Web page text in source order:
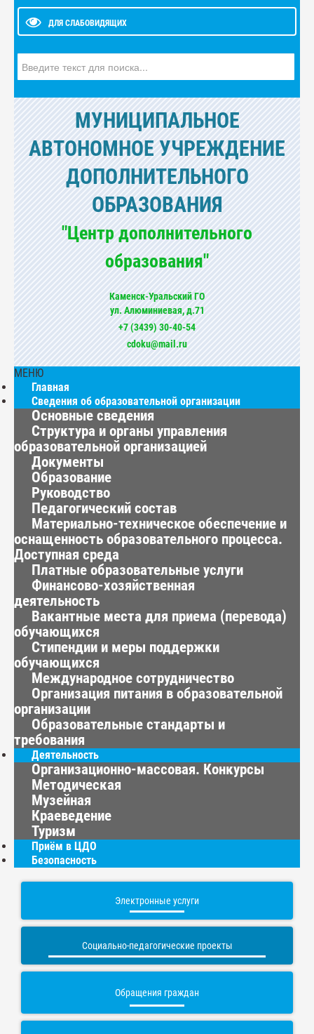
ДЛЯ СЛАБОВИДЯЩИХ
МУНИЦИПАЛЬНОЕ
АВТОНОМНОЕ УЧРЕЖДЕНИЕ
ДОПОЛНИТЕЛЬНОГО
ОБРАЗОВАНИЯ
"Центр дополнительного
образования"
Каменск-Уральский ГО
ул. Алюминиевая, д.71
+7 (3439) 30-40-54
cdoku@mail.ru
МЕНЮ
Главная
Сведения об образовательной организации
Основные сведения
Структура и органы управления
образовательной организацией
Документы
Образование
Руководство
Педагогический состав
Материально-техническое обеспечение и
оснащенность образовательного процесса.
Доступная среда
Платные образовательные услуги
Финансово-хозяйственная
деятельность
Вакантные места для приема (перевода)
обучающихся
Стипендии и меры поддержки
обучающихся
Международное сотрудничество
Организация питания в образовательной
организации
Образовательные стандарты и
требования
Деятельность
Организационно-массовая. Конкурсы
Методическая
Музейная
Краеведение
Туризм
Приём в ЦДО
Безопасность
Электронные услуги
Социально-педагогические проекты
Обращения граждан